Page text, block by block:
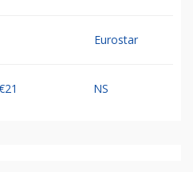
Eurostar
NS